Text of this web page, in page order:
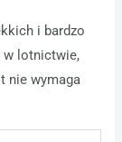
i bardzo
w lotnictwie,
nie wymaga